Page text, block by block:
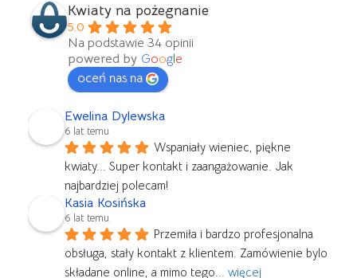
Kwiaty na pożegnanie
5.0
Na podstawie 34 opinii
powered by Google
oceń nas na
Ewelina Dylewska
6 lat temu
Wspaniały wieniec, piękne
kwiaty... Super kontakt i zaangażowanie. Jak
najbardziej polecam!
Kasia Kosińska
6 lat temu
Przemiła i bardzo profesjonalna
obsługa, stały kontakt z klientem. Zamówienie bylo
składane online, a mimo tego
więcej